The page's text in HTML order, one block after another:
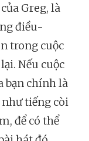
Greg, là
điều-
trong cuộc
Nếu cuộc
bạn chính là
tiếng còi
để có thể